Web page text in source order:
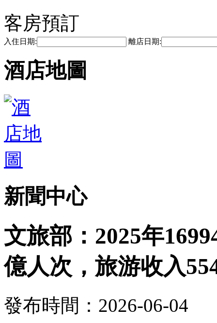
客房預訂
入住日期: 離店日期:
酒店地圖
新聞中心
文旅部：2025年
億人次，旅游收入
發布時間：2026-06-04